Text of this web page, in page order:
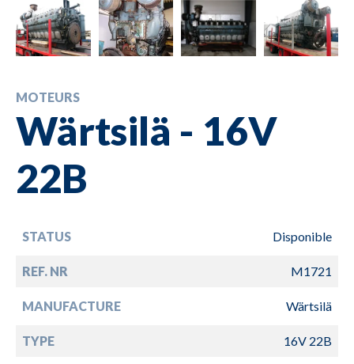
MOTEURS
Wärtsilä - 16V
22B
STATUS Disponible
REF. NR M1721
MANUFACTURE Wärtsilä
TYPE 16V 22B